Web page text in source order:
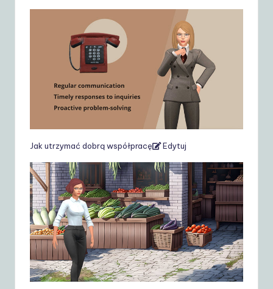
Jak utrzymać dobrą współpracę Edytuj